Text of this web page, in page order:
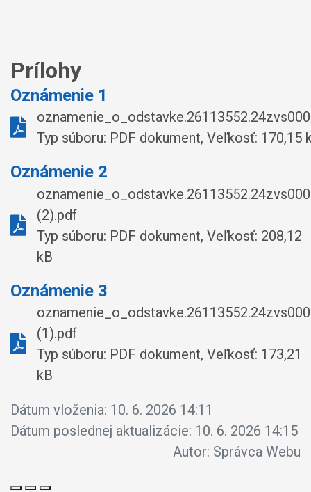
Prílohy
Oznámenie 1
Typ súboru: PDF dokument, Veľkosť: 170,15
Oznámenie 2
(2).pdf
Typ súboru: PDF dokument, Veľkosť: 208,12
kB
Oznámenie 3
(1).pdf
Typ súboru: PDF dokument, Veľkosť: 173,21
kB
Dátum vloženia: 10. 6. 2026 14:11
Dátum poslednej aktualizácie: 10. 6. 2026 14:15
Autor: Správca Webu